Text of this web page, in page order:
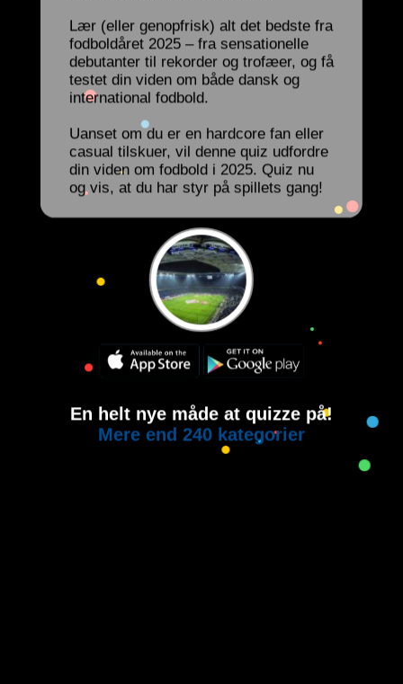
Lær (eller genopfrisk) alt det bedste fra
fodboldåret 2025 – fra sensationelle
debutanter til rekorder og trofæer, og få
testet din viden om både dansk og
international fodbold.
Uanset om du er en hardcore fan eller
casual tilskuer, vil denne quiz udfordre
din viden om fodbold i 2025. Quiz nu
og vis, at du har styr på spillets gang!
En helt nye måde at quizze på!
Mere end 240 kategorier